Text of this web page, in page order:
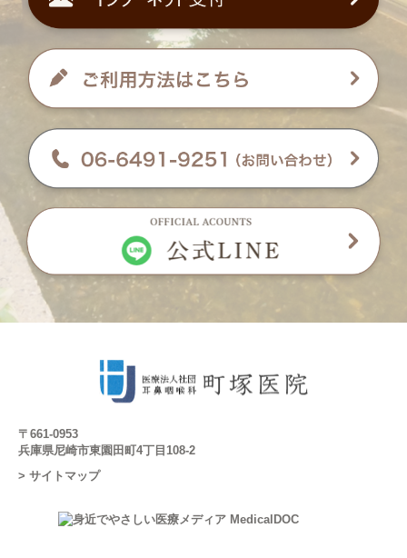
〒661-0953
兵庫県尼崎市東園田町4丁目108-2
> サイトマップ